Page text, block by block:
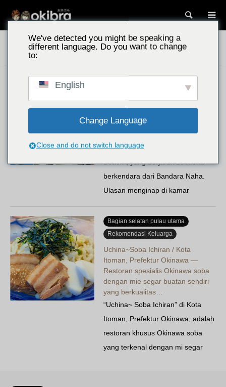
Cari
Tempat-tempat di Okinawa Bagian selatan pulau utama
Itoman
Daerah Sekitar Bandara Naha
Beach/Kota Itoman, Prefektur
Okinawa, Club Lounge dan…
"Ryukyu Hotel & Resort Meijo
Beach", yang berjarak 20 menit
berkendara dari Bandara Naha.
Ulasan menginap di kamar
seluruhnya memiliki pemandangan
laut! Lounge Premier Club yang
luar biasa…
Bagian selatan pulau utama
Rekomendasi Keluarga
Uchina~Soba Ichiran / Kota
Itoman, Prefektur Okinawa —
Restoran spesialis Okinawa soba
dengan mie segar buatan sendiri
yang berkualitas…
“Uchina~ Soba Ichiran” di Kota
Itoman, Prefektur Okinawa, adalah
restoran khusus Okinawa soba
yang terkenal dengan mi segar
We've detected you might be speaking a
different language. Do you want to change
to:
English
Change Language
Close and do not switch language